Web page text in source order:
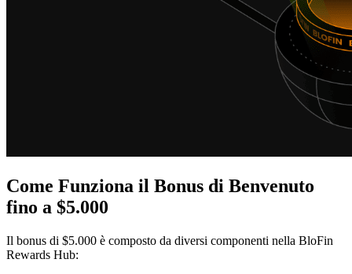
Come Funziona il Bonus di Benvenuto
fino a $5.000
Il bonus di $5.000 è composto da diversi componenti nella BloFin
Rewards Hub: